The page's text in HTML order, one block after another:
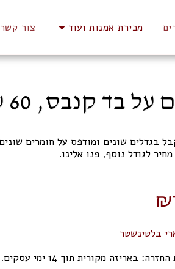
מכירת אמנות ועוד צור קשר
60 על 90 ס"מ
לגודל נוסף, פנו אלינו.
₪
בלטינשטר
החזרה: באריזה מקורית תוך 14 ימי עסקים.